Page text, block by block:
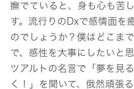
撫でていると、身も心も苦
す。流行りのDxで感情面を
のでしょうか？僕はどこま
で、感性を大事にしたいと
ツアルトの名言で「夢を見
く！」を聞いて、俄然頑張